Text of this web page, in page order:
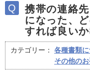
携帯の連絡
になった、
すれば良い
カテゴリー：
各種書類
その他の